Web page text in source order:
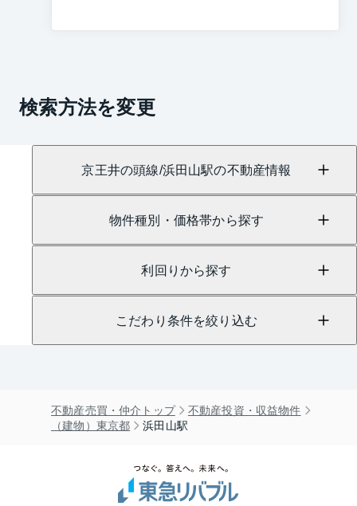
検索方法を変更
京王井の頭線/浜田山駅の不動産情報
物件種別・価格帯から探す
利回りから探す
こだわり条件を絞り込む
不動産売買・仲介トップ
不動産投資・収益物件
（建物）東京都
浜田山駅